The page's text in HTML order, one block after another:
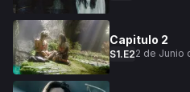
Capitulo 2
S1.E22 de Junio